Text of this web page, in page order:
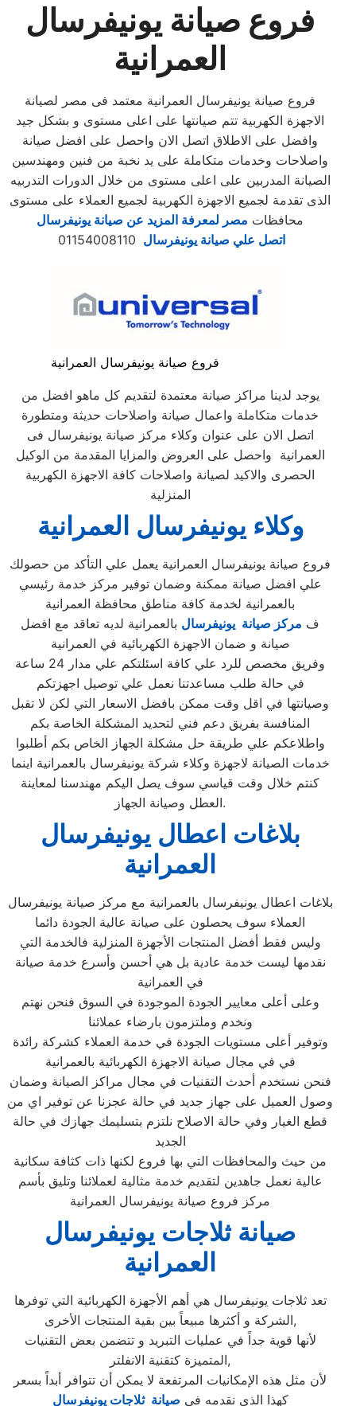
فروع صيانة يونيفرسال
العمرانية
فروع صيانة يونيفرسال العمرانية معتمد فى مصر لصيانة
الاجهزة الكهربية تتم صيانتها على اعلى مستوى و بشكل جيد
وافضل على الاطلاق اتصل الان واحصل على افضل صيانة
واصلاحات وخدمات متكاملة على يد نخبة من فنين ومهندسين
الصيانة المدربين على اعلى مستوى من خلال الدورات التدربيه
الذى تقدمة لجميع الاجهزة الكهربية لجميع العملاء على مستوى
محافظات مصر لمعرفة المزيد عن صيانة يونيفرسال
اتصل علي صيانة يونيفرسال
فروع صيانة يونيفرسال العمرانية
يوجد لدينا مراكز صيانة معتمدة لتقديم كل ماهو افضل من
خدمات متكاملة واعمال صيانة واصلاحات حديثة ومتطورة
اتصل الان على عنوان وكلاء مركز صيانة يونيفرسال فى
العمرانية واحصل على العروض والمزايا المقدمة من الوكيل
الحصرى والاكيد لصيانة واصلاحات كافة الاجهزة الكهربية
المنزلية
وكلاء يونيفرسال العمرانية
فروع صيانة يونيفرسال العمرانية يعمل علي التأكد من حصولك
علي افضل صيانة ممكنة وضمان توفير مركز خدمة رئيسي
بالعمرانية لخدمة كافة مناطق محافظة العمرانية
ف مركز صيانة يونيفرسال بالعمرانية لديه تعاقد مع افضل
صيانة و ضمان الاجهزة الكهربائية في العمرانية
وفريق مخصص للرد علي كافة اسئلتكم علي مدار 24 ساعة
في حالة طلب مساعدتنا نعمل علي توصيل اجهزتكم
وصيانتها في اقل وقت ممكن بافضل الاسعار التي لكن لا تقبل
المنافسة بفريق دعم فني لتحديد المشكلة الخاصة بكم
واطلاعكم علي طريقة حل مشكلة الجهاز الخاص بكم أطلبوا
خدمات الصيانة لاجهزة وكلاء شركة يونيفرسال بالعمرانية اينما
كنتم خلال وقت قياسي سوف يصل اليكم مهندسنا لمعاينة
العطل وصيانة الجهاز.
بلاغات اعطال يونيفرسال
العمرانية
بلاغات اعطال يونيفرسال بالعمرانية مع مركز صيانة يونيفرسال
العملاء سوف يحصلون على صيانة عالية الجودة دائما
وليس فقط أفضل المنتجات الأجهزة المنزلية فالخدمة التي
نقدمها ليست خدمة عادية بل هي أحسن وأسرع خدمة صيانة
في العمرانية
وعلى أعلى معايير الجودة الموجودة في السوق فنحن نهتم
ونخدم وملتزمون بارضاء عملائنا
وتوفير أعلى مستويات الجودة في خدمة العملاء كشركة رائدة
في في مجال صيانة الاجهزة الكهربائية بالعمرانية
فنحن نستخدم أحدث التقنيات في مجال مراكز الصيانة وضمان
وصول العميل على جهاز جديد في حالة عجزنا عن توفير اي من
قطع الغيار وفي حالة الاصلاح نلتزم بتسليمك جهازك في حالة
الجديد
من حيث والمحافظات التي بها فروع لكنها ذات كثافة سكانية
عالية نعمل جاهدين لتقديم خدمة مثالية لعملائنا وتليق بأسم
مركز فروع صيانة يونيفرسال العمرانية
صيانة ثلاجات يونيفرسال
العمرانية
تعد ثلاجات يونيفرسال هي أهم الأجهزة الكهربائية التي توفرها
الشركة و أكثرها مبيعاً بين بقية المنتجات الأخرى,
لأنها قوية جداً في عمليات التبريد و تتضمن بعض التقنيات
المتميزة كتقنية الانفلتر,
لأن مثل هذه الإمكانيات المرتفعة لا يمكن أن تتوافر أبداً بسعر
كهذا الذي نقدمه في صيانة ثلاجات يونيفرسال